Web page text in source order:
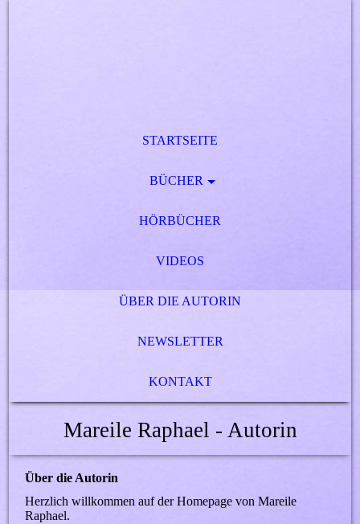
STARTSEITE
BÜCHER
HÖRBÜCHER
VIDEOS
ÜBER DIE AUTORIN
NEWSLETTER
KONTAKT
Mareile Raphael - Autorin
Über die Autorin
Herzlich willkommen auf der Homepage von Mareile
Raphael.